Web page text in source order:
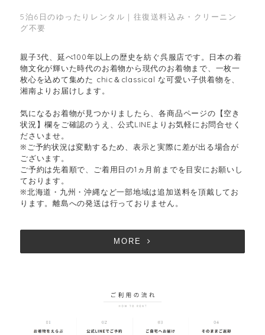
5泊6日のゆったりレンタル｜往復送料込み・クリーニン
グ不要
親子3代、延べ100年以上の歴史を紡ぐ呉服店です。日本の着
物文化が輝いた時代のお着物から現代のお着物まで、一枚一
枚心を込めて集めた chic＆classical な可愛い子供着物を、
湘南よりお届けします。
気になるお着物が見つかりましたら、各商品ページの【空き
状況】欄をご確認のうえ、公式LINEよりお気軽にお問合せく
ださいませ。
※ご予約状況は変動するため、表示と実際に差が出る場合が
ございます。
ご予約は先着順で、ご着用日の1ヵ月前までを目安にお願いし
ております。
※北海道・九州・沖縄など一部地域は追加送料を頂戴してお
ります。離島への発送は行っておりません。
MORE